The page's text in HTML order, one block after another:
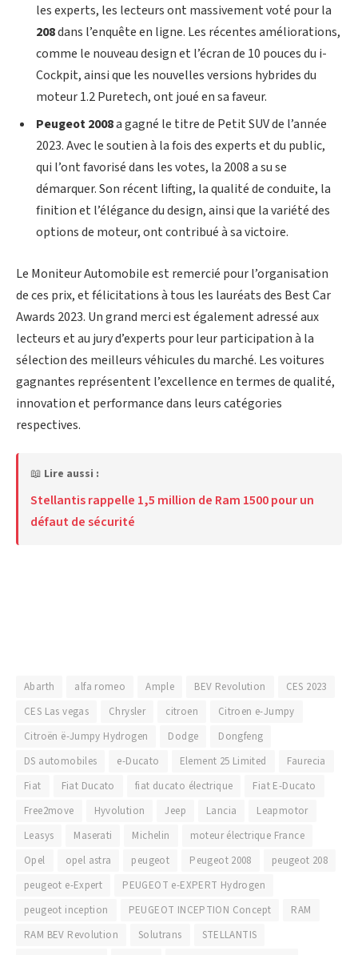
les experts, les lecteurs ont massivement voté pour la
208dans l’enquête en ligne. Les récentes améliorations,
comme le nouveau design et l’écran de 10 pouces du i-
Cockpit, ainsi que les nouvelles versions hybrides du
moteur 1.2 Puretech, ont joué en sa faveur.
Peugeot 2008a gagné le titre de Petit SUV de l’année
2023. Avec le soutien à la fois des experts et du public,
qui l’ont favorisé dans les votes, la 2008 a su se
démarquer. Son récent lifting, la qualité de conduite, la
finition et l’élégance du design, ainsi que la variété des
options de moteur, ont contribué à sa victoire.
Le Moniteur Automobile est remercié pour l’organisation
de ces prix, et félicitations à tous les lauréats des Best Car
Awards 2023. Un grand merci est également adressé aux
lecteurs et au jury d’experts pour leur participation à la
sélection des meilleurs véhicules du marché. Les voitures
gagnantes représentent l’excellence en termes de qualité,
innovation et performance dans leurs catégories
respectives.
📖 Lire aussi :
Stellantis rappelle 1,5 million de Ram 1500 pour un
défaut de sécurité
Abarth alfa romeo Ample BEV Revolution
CES 2023
CES Las vegas
Chrysler citroen
Citroen e-Jumpy
Citroën ë-Jumpy Hydrogen
Dodge
Dongfeng
DS automobiles
e-Ducato Element 25 Limited
Faurecia
Fiat
Fiat Ducato fiat ducato électrique
Fiat E-Ducato
Free2move
Hyvolution Jeep Lancia
Leapmotor
Leasys
Maserati Michelin
moteur électrique France
Opel
opel astra peugeot Peugeot 2008
peugeot 208
peugeot e-Expert
PEUGEOT e-EXPERT Hydrogen
peugeot inception
PEUGEOT INCEPTION Concept
RAM
RAM BEV Revolution
Solutrans
STELLANTIS